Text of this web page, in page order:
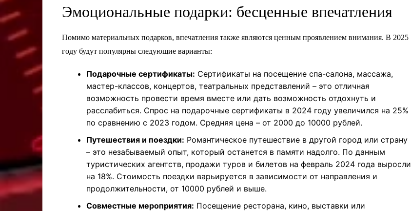
Эмоциональные подарки: бесценные впечатления
Помимо материальных подарков, впечатления также являются ценным проявлением внимания. В 2025
году будут популярны следующие варианты:
Подарочные сертификаты: Сертификаты на посещение спа-салона, массажа,
мастер-классов, концертов, театральных представлений – это отличная
возможность провести время вместе или дать возможность отдохнуть и
расслабиться. Спрос на подарочные сертификаты в 2024 году увеличился на 25%
по сравнению с 2023 годом. Средняя цена – от 2000 до 10000 рублей.
Путешествия и поездки: Романтическое путешествие в другой город или страну
– это незабываемый опыт, который останется в памяти надолго. По данным
туристических агентств, продажи туров и билетов на февраль 2024 года выросли
на 18%. Стоимость поездки варьируется в зависимости от направления и
продолжительности, от 10000 рублей и выше.
Совместные мероприятия: Посещение ресторана, кино, выставки или